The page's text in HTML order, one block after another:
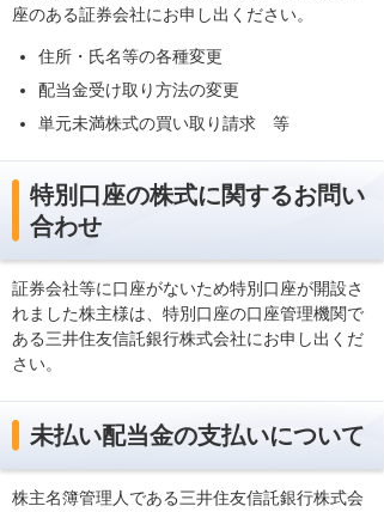
座のある証券会社にお申し出ください。
住所・氏名等の各種変更
配当金受け取り方法の変更
単元未満株式の買い取り請求 等
特別口座の株式に関するお問い
合わせ
証券会社等に口座がないため特別口座が開設さ
れました株主様は、特別口座の口座管理機関で
ある三井住友信託銀行株式会社にお申し出くだ
さい。
未払い配当金の支払いについて
株主名簿管理人である三井住友信託銀行株式会